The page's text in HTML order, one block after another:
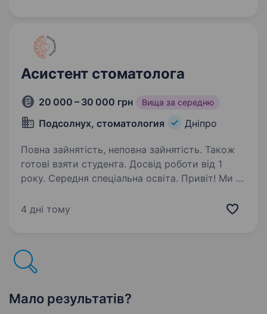
Асистент стоматолога
20 000 – 30 000 грн Вища за середню
Подсолнух, стоматология Дніпро
Повна зайнятість, неповна зайнятість. Також
готові взяти студента. Досвід роботи від 1
року. Середня спеціальна освіта. Привіт! Ми —
Запрошуємо до нашої дружньої команди
та яскравими. Що входитиме до твоїх
обов’язків:…
4 дні тому
Мало результатів?